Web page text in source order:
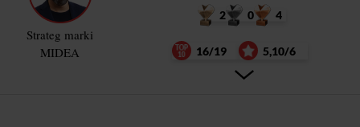
Strateg marki
MIDEA
2 0 4
16/19 5,10/6